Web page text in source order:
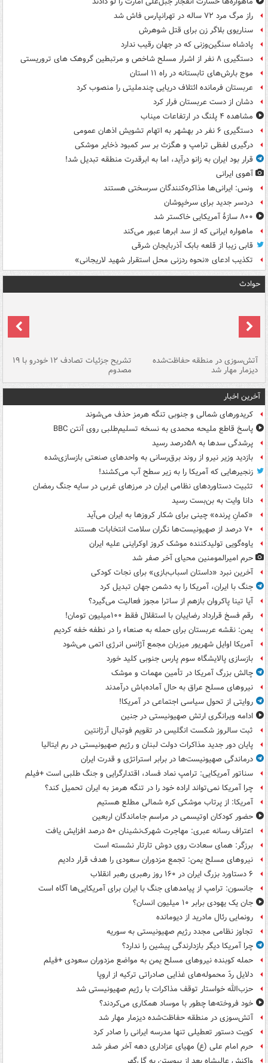
راز مرگ مرد ۷۲ ساله در تهرانپارس فاش شد
سناریوی بلاگر زن برای قتل شوهرش
پادشاه سنگین‌وزنی که در جهان رقیب ندارد
دستگیری ۸ نفر از اشرار مسلح شاخص و مرتبطین گروهک های تروریستی
موج بارش‌های تابستانه در راه ۱۱ استان
عربستان فرمانده ائتلاف دریایی چندملیتی را منصوب کرد
دشان از دست عربستان فرار کرد
مشاهده ۴ پلنگ در ارتفاعات میناب
دستگیری ۶ نفر در بهشهر به اتهام تشویش اذهان عمومی
درگیری لفظی ترامپ و هگزث بر سر کمبود ذخایر موشکی
قرار بود ایران به زانو درآید، اما به ابرقدرت منطقه تبدیل شد!
آهوی ایرانی
ونس: ایرانی‌ها مذاکره‌کنندگان سرسختی هستند
دردسر جدید برای سرخپوشان
۸۰۰ سازۀ آمریکایی خاکستر شد
ماهواره ایرانی که از سد ابرها عبور می‌کند
قابی زیبا از قلعه بابک آذربایجان شرقی
تکذیب ادعای «نحوه ردزنی محل استقرار شهید لاریجانی»
حوادث
آتش‌سوزی در منطقه حفاظت‌شده
دیزمار مهار شد
تشریح جزئیات تصادف ۱۲ خودرو با ۱۹
مصدوم
آخرین اخبار
کریدورهای شمالی و جنوبی تنگه هرمز حذف می‌شوند
پاسخ قاطع ملیحه محمدی به نسخه تسلیم‌طلبی روی آنتن BBC
پرشدگی سدها به ۵۸درصد رسید
بازدید وزیر نیرو از روند برق‌رسانی به واحدهای صنعتی بازسازی‌شده
زنجیرهایی که آمریکا را به زیر سطح آب می‌کشند!
تثبیت دستاوردهای نظامی ایران در مرزهای غربی در سایه جنگ رمضان
دانا وایت به بن‌بست رسید
«کمانِ پرنده» چینی برای شکار کروزها به ایران می‌آید
۷۰ درصد از صهیونیست‌ها نگران سلامت انتخابات هستند
یاوه‌گویی تولیدکننده موشک کروز اوکراینی علیه ایران
حرم امیرالمومنین محیای آخر صفر شد
آخرین نبرد «داستان اسباب‌بازی» برای نجات کودکی
جنگ با ایران، آمریکا را به دشمن جهان تبدیل کرد
آیا تینا پاکروان بازهم از ساترا مجوز فعالیت می‌گیرد؟
رقم فسخ قرارداد رضاییان با استقلال فقط ۱۰۰میلیون تومان!
یمن: نقشه عربستان برای حمله به صنعاء را در نطفه خفه کردیم
آمریکا اوایل شهریور میزبان مجمع آژانس انرژی اتمی می‌شود
بازسازی پالایشگاه سوم پارس جنوبی کلید خورد
چالش بزرگ آمریکا در تأمین مهمات و موشک
نیروهای مسلح عراق به حال آماده‌باش درآمدند
روایتی از تحول سیاسی اجتماعی در آمریکا!
ادامه ویرانگری ارتش صهیونیستی در جنین
ثبت سالروز شکست انگلیس در تقویم فوتبال آرژانتین
پایان دور جدید مذاکرات دولت لبنان و رژیم صهیونیستی در رم ایتالیا
درماندگی صهیونیست‌ها در برابر استراتژی و قدرت ایران
سناتور آمریکایی: ترامپ نماد فساد، اقتدارگرایی و جنگ طلبی است +فیلم
چرا آمریکا نمی‌تواند اراده خود را در تنگه هرمز به ایران تحمیل کند؟
آمریکا: از پرتاب موشکی کره شمالی مطلع هستیم
حضور کودکان اوتیسمی در مراسم جاماندگان اربعین
اعتراف رسانه عبری: مهاجرت شهرک‌نشینان ۵۰ درصد افزایش یافت
برزگر: همای سعادت روی دوش تارتار نشسته است
نیروهای مسلح یمن: تجمع مزدوران سعودی را هدف قرار دادیم
۶ دستاورد بزرگ ایران در ۱۶۰ روز رهبری رهبر انقلاب
جانسون: ترامپ از پیامدهای جنگ با ایران برای آمریکایی‌ها آگاه است
جان یک یهودی برابر ۱۰ میلیون انسان؟
رونمایی رئال مادرید از دیومانده
تجاوز نظامی مجدد رژیم صهیونیستی به سوریه
چرا آمریکا دیگر بازدارندگی پیشین را ندارد؟
حمله کوبنده نیروهای مسلح یمن به مواضع مزدوران سعودی +فیلم
دلایل ردّ محموله‌های غذایی صادراتی ترکیه از اروپا
حزب‌الله خواستار توقف مذاکرات با رژیم صهیونیستی شد
خود فروخته‌ها چطور با موساد همکاری می‌کردند؟
آتش‌سوزی در منطقه حفاظت‌شده دیزمار مهار شد
کویت دستور تعطیلی تنها مدرسه ایرانی را صادر کرد
حرم امام علی (ع) مهیای عزاداری دهه آخر صفر شد